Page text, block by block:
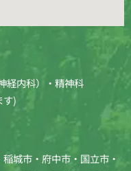
経内科）・精神科
す)
城市・府中市・国立市・